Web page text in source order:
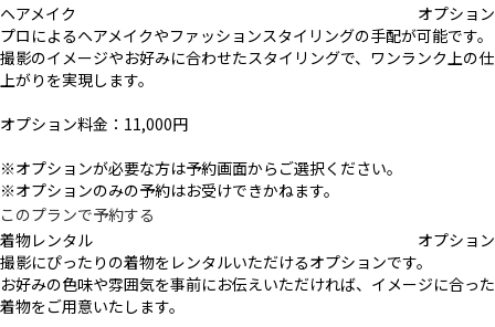
ヘアメイク
オプション
プロによるヘアメイクやファッションスタイリングの手配が可能です。
撮影のイメージやお好みに合わせたスタイリングで、ワンランク上の仕
上がりを実現します。
オプション料金：11,000円
※オプションが必要な方は予約画面からご選択ください。
※オプションのみの予約はお受けできかねます。
このプランで予約する
着物レンタル
オプション
撮影にぴったりの着物をレンタルいただけるオプションです。
お好みの色味や雰囲気を事前にお伝えいただければ、イメージに合った
着物をご用意いたします。